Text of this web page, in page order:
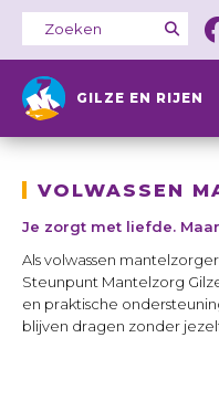
GILZE EN RIJEN
VOLWASSEN
Je zorgt met liefde.
Als volwassen
Steunpunt Mantelzorg
en praktische
blijven dragen zonder